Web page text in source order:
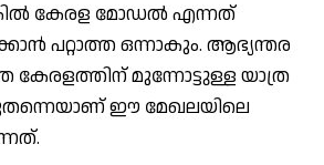
കേരള മോഡല്‍ എന്നത്
പറ്റാത്ത ഒന്നാകും. ആഭ്യന്തര
കേരളത്തിന് മുന്നോട്ടുള്ള യാത്ര
ഈ മേഖലയിലെ